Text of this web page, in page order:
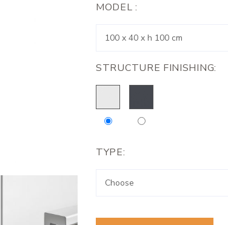
MODEL :
STRUCTURE FINISHING:
TYPE: